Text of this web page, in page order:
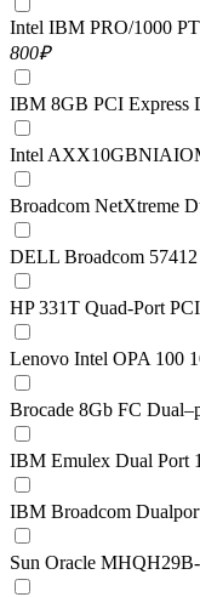
Intel IBM PRO/1000
800₽
IBM 8GB PCI Express
Intel
Broadcom NetXtreme
DELL Broadcom
HP 331T Quad-Port
Lenovo Intel OPA 100
Brocade 8Gb FC
IBM Emulex Dual Port
IBM Broadcom
Sun Oracle